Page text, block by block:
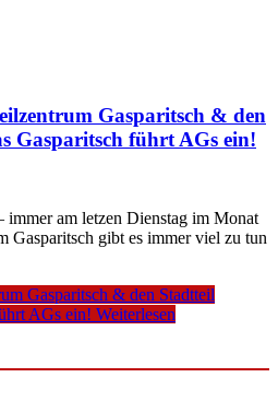
Gasparitsch & den
Gasparitsch führt AGs ein!
immer am letzen Dienstag im Monat
Gasparitsch gibt es immer viel zu tun
Gasparitsch & den Stadtteil
AGs ein! Weiterlesen